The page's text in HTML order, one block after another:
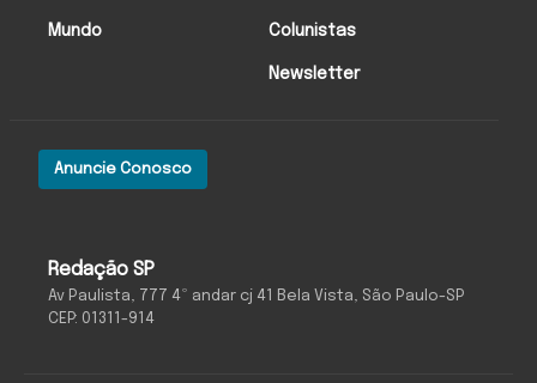
Redação SP
Av Paulista, 777 4º andar cj 41 Bela Vista, São Paulo-SP
CEP: 01311-914
Anuncie Conosco
Mundo Colunistas
Newsletter